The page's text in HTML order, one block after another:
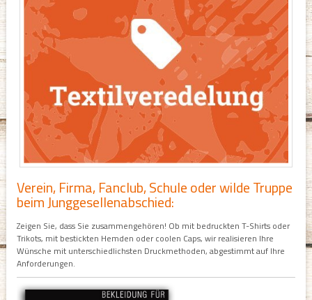
Verein, Firma, Fanclub, Schule oder wilde Truppe
beim Junggesellenabschied:
Zeigen Sie, dass Sie zusammengehören! Ob mit bedruckten T-Shirts oder
Trikots, mit bestickten Hemden oder coolen Caps, wir realisieren Ihre
Wünsche mit unterschiedlichsten Druckmethoden, abgestimmt auf Ihre
Anforderungen.